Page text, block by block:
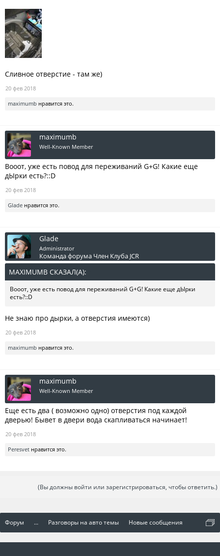
Сливное отверстие - там же)
20 фев 2018
maximumb нравится это.
maximumb
Well-Known Member
Вооот, уже есть повод для переживаний G+G! Какие еще
дЫрки есть?::D
20 фев 2018
Glade нравится это.
Glade
Administrator
Команда форума Член Клуба JCR
MAXIMUMB СКАЗАЛ(А):
Вооот, уже есть повод для переживаний G+G! Какие еще дЫрки
есть?::D
Не знаю про дырки, а отверстия имеются)
20 фев 2018
maximumb нравится это.
maximumb
Well-Known Member
Еще есть два ( возможно одно) отверстия под каждой
дверью! Бывет в двери вода скапливаться начинает!
20 фев 2018
Peresvet нравится это.
(Вы должны войти или зарегистрироваться, чтобы ответить.)
Форум ... Разговоры на авто темы Новые сообщения